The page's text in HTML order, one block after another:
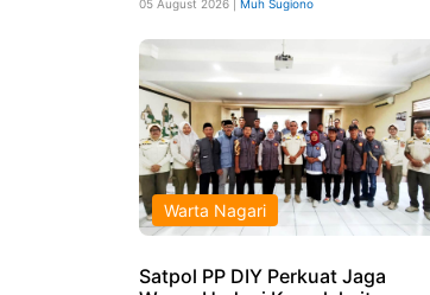
05 August 2026 | Muh Sugiono
Warta Nagari
Satpol PP DIY Perkuat Jaga